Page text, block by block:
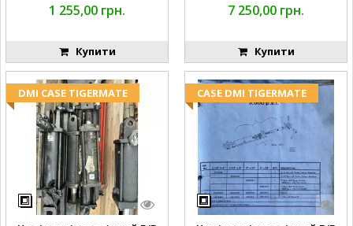
1 255,00 грн.
Купити
7 250,00 грн.
Купити
DMI CASE TIGERMATE CASE DMI TIGERMATE